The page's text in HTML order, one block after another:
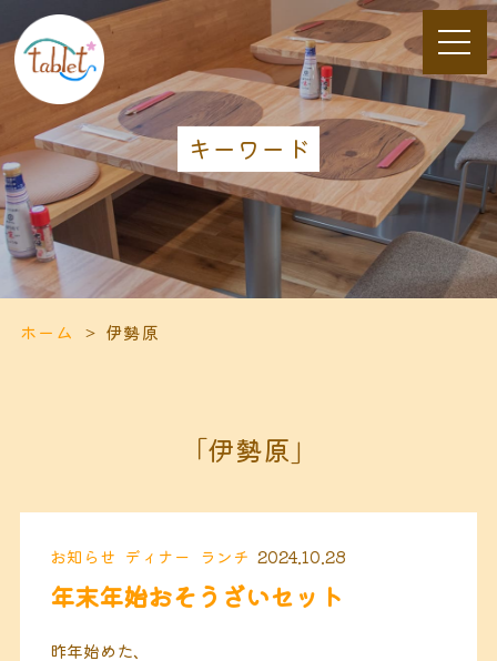
キーワード
ホーム 伊勢原
「伊勢原」
お知らせ ディナー ランチ 2024.10.28
年末年始おそうざいセット
昨年始めた、